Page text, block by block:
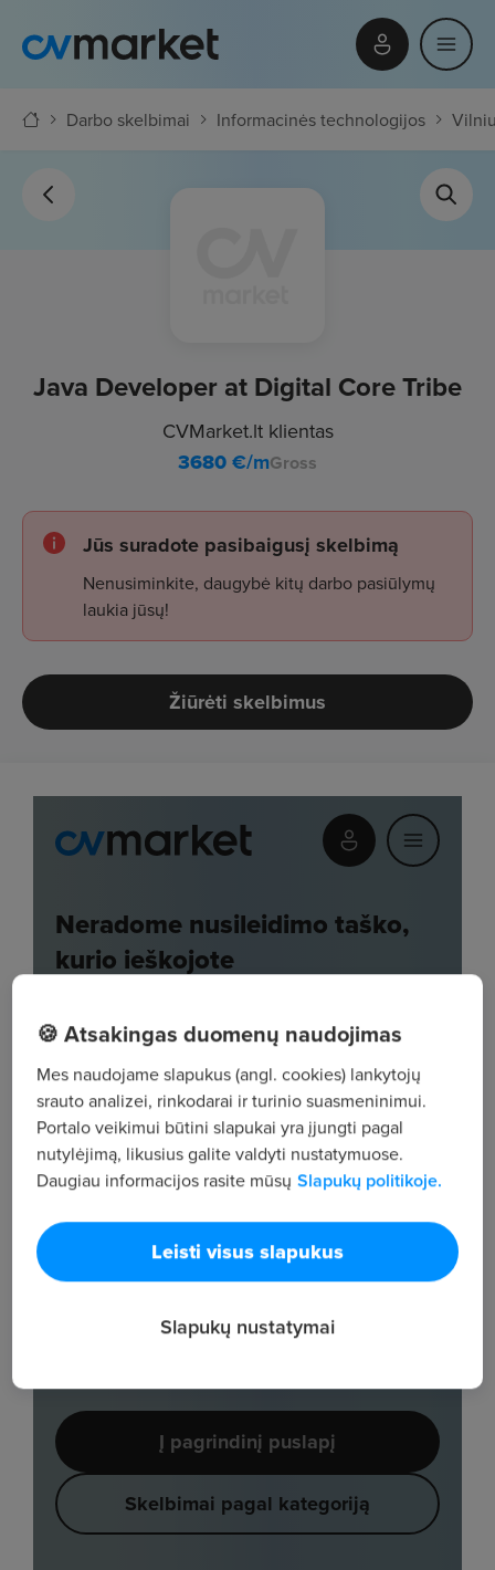
Darbo skelbimai Informacinės technologijos
Java Developer at Digital Core Tribe
CVMarket.lt klientas
3680€/mGross
Jūs suradote pasibaigusį skelbimą
Nenusiminkite, daugybė kitų darbo pasiūlymų
laukia jūsų!
Žiūrėti skelbimus
🍪 Atsakingas duomenų naudojimas
Mes naudojame slapukus (angl. cookies) lankytojų
srauto analizei, rinkodarai ir turinio suasmeninimui.
Portalo veikimui būtini slapukai yra įjungti pagal
nutylėjimą, likusius galite valdyti nustatymuose.
Daugiau informacijos rasite mūsų Slapukų politikoje.
Leisti visus slapukus
Slapukų nustatymai